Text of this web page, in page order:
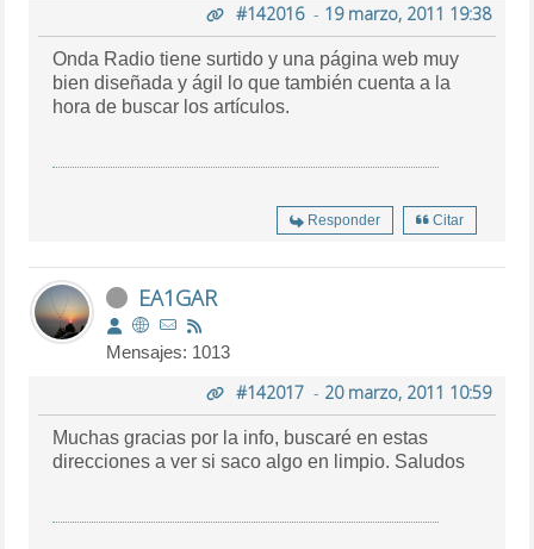
#142016- 19 marzo, 2011 19:38
Onda Radio tiene surtido y una página web muy
bien diseñada y ágil lo que también cuenta a la
hora de buscar los artículos.
Responder Citar
EA1GAR
Mensajes: 1013
#142017- 20 marzo, 2011 10:59
Muchas gracias por la info, buscaré en estas
direcciones a ver si saco algo en limpio. Saludos